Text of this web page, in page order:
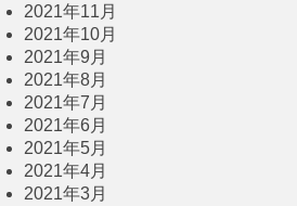
2021年11月
2021年10月
2021年9月
2021年8月
2021年7月
2021年6月
2021年5月
2021年4月
2021年3月